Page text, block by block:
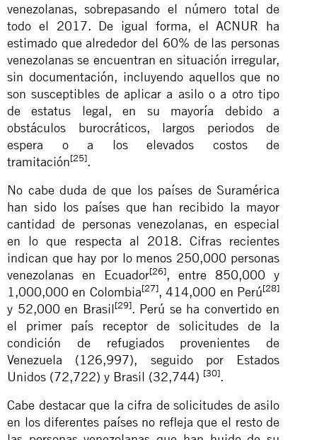
venezolanas, sobrepasando el número total de
todo el 2017. De igual forma, el ACNUR ha
estimado que alrededor del 60% de las personas
venezolanas se encuentran en situación irregular,
sin documentación, incluyendo aquellos que no
son susceptibles de aplicar a asilo o a otro tipo
de estatus legal, en su mayoría debido a
obstáculos burocráticos, largos periodos de
espera o a los elevados costos de
tramitación[25].
No cabe duda de que los países de Suramérica
han sido los países que han recibido la mayor
cantidad de personas venezolanas, en especial
en lo que respecta al 2018. Cifras recientes
indican que hay por lo menos 250,000 personas
venezolanas en Ecuador[26], entre 850,000 y
1,000,000 en Colombia[27], 414,000 en Perú[28]
y 52,000 en Brasil[29]. Perú se ha convertido en
el primer país receptor de solicitudes de la
condición de refugiados provenientes de
Venezuela (126,997), seguido por Estados
Unidos (72,722) y Brasil (32,744) [30].
Cabe destacar que la cifra de solicitudes de asilo
en los diferentes países no refleja que el resto de